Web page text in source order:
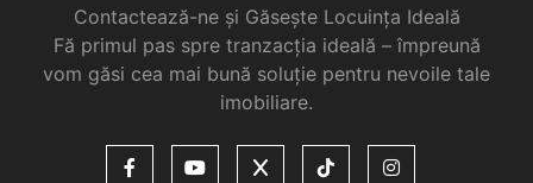
Contactează-ne și Găsește Locuința Ideală
Fă primul pas spre tranzacția ideală – împreună
vom găsi cea mai bună soluție pentru nevoile tale
imobiliare.